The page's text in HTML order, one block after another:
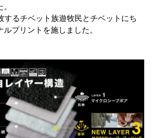
するチベット族遊牧民とチベットにち
プリントを施しました。